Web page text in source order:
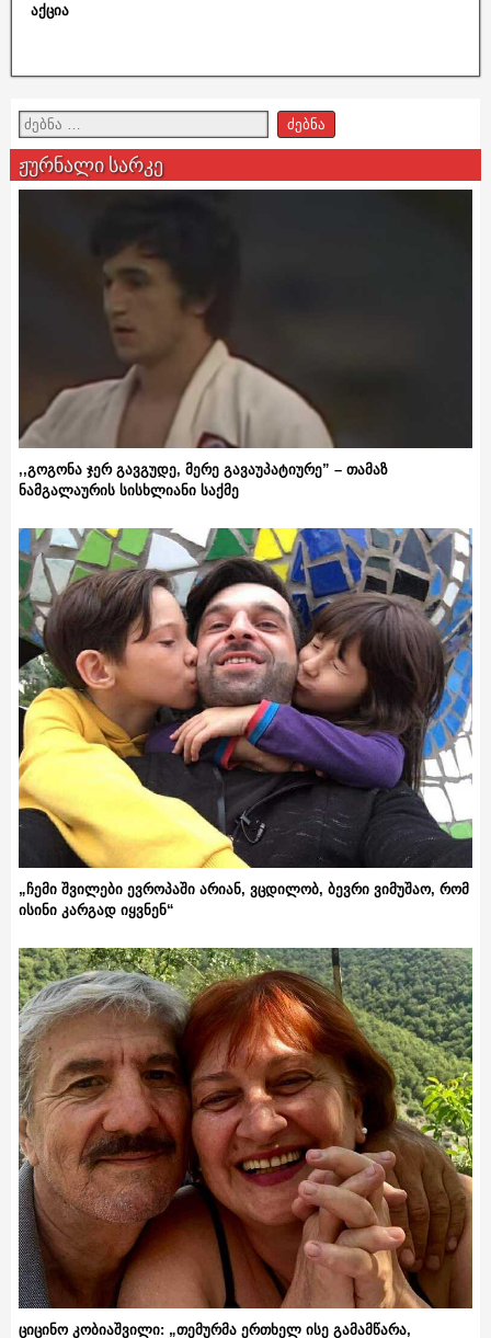
აქცია
ჟურნალი სარკე
,,გოგონა ჯერ გავგუდე, მერე გავაუპატიურე” – თამაზ
ნამგალაურის სისხლიანი საქმე
„ჩემი შვილები ევროპაში არიან, ვცდილობ, ბევრი ვიმუშაო, რომ
ისინი კარგად იყვნენ“
ციცინო კობიაშვილი: „თემურმა ერთხელ ისე გამამწარა,